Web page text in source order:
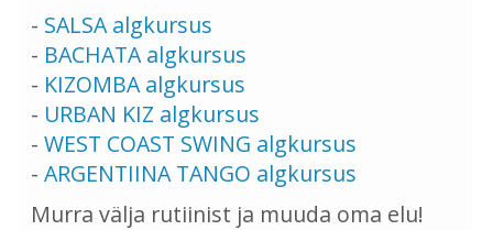
- SALSA algkursus
- BACHATA algkursus
- KIZOMBA algkursus
- URBAN KIZ algkursus
- WEST COAST SWING algkursus
- ARGENTIINA TANGO algkursus
Murra välja rutiinist ja muuda oma elu!